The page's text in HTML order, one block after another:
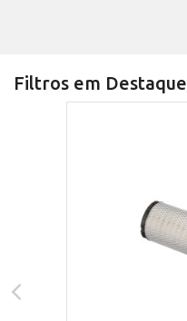
Filtros em Destaque